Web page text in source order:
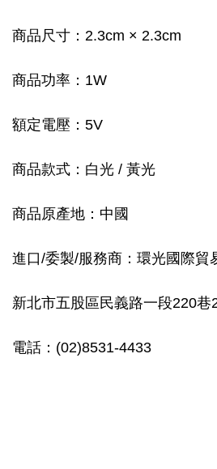
商品尺寸：2.3cm × 2.3cm
商品功率：1W
額定電壓：5V
商品款式：白光 / 黃光
商品原產地：中國
進口/委製/服務商：環光國際貿
新北市五股區民義路一段220巷
電話：(02)8531-4433